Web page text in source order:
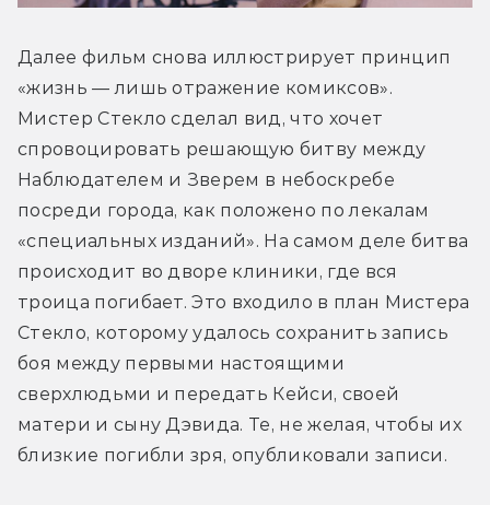
Далее фильм снова иллюстрирует принцип
«жизнь — лишь отражение комиксов».
Мистер Стекло сделал вид, что хочет
спровоцировать решающую битву между
Наблюдателем и Зверем в небоскребе
посреди города, как положено по лекалам
«специальных изданий». На самом деле битва
происходит во дворе клиники, где вся
троица погибает. Это входило в план Мистера
Стекло, которому удалось сохранить запись
боя между первыми настоящими
сверхлюдьми и передать Кейси, своей
матери и сыну Дэвида. Те, не желая, чтобы их
близкие погибли зря, опубликовали записи.